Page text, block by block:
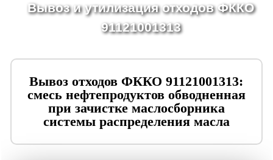
Вывоз и утилизация отходов ФККО
91121001313
Вывоз отходов ФККО 91121001313:
смесь нефтепродуктов обводненная
при зачистке маслосборника
системы распределения масла